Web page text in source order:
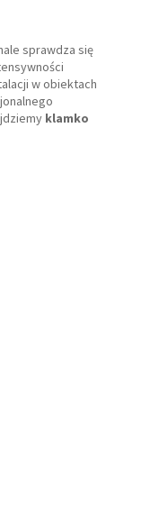
sprawdza się
w obiektach
klamko